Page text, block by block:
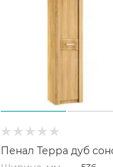
Пенал Терра дуб